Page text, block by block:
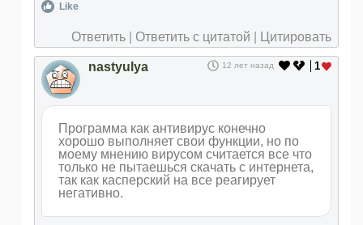
Like
Ответить Ответить с цитатой Цитировать
1
nastyulya 12 лет назад
Программа как антивирус конечно
хорошо выполняет свои функции, но по
моему мнению вирусом считается все что
только не пытаешься скачать с интернета,
так как касперский на все реагирует
негативно.